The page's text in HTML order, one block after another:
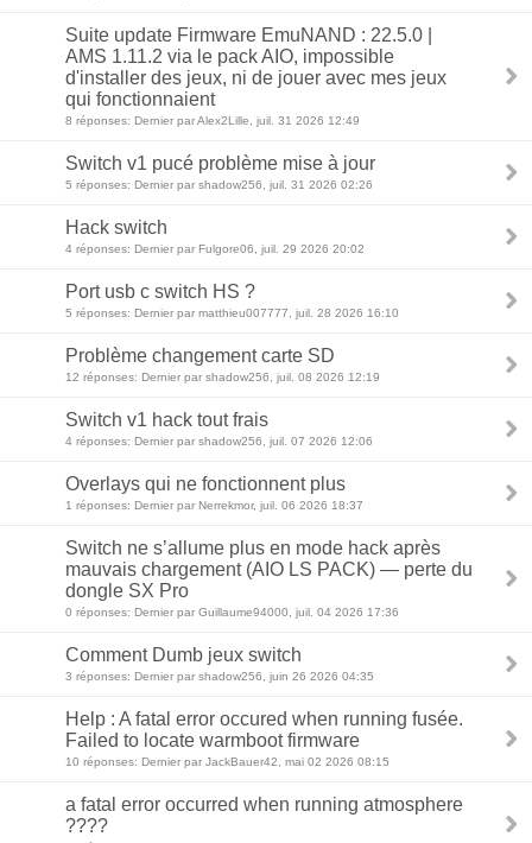
Suite update Firmware EmuNAND : 22.5.0 |
AMS 1.11.2 via le pack AIO, impossible
d'installer des jeux, ni de jouer avec mes jeux
qui fonctionnaient
8 réponses: Dernier par Alex2Lille, juil. 31 2026 12:49
Switch v1 pucé problème mise à jour
5 réponses: Dernier par shadow256, juil. 31 2026 02:26
Hack switch
4 réponses: Dernier par Fulgore06, juil. 29 2026 20:02
Port usb c switch HS ?
5 réponses: Dernier par matthieu007777, juil. 28 2026 16:10
Problème changement carte SD
12 réponses: Dernier par shadow256, juil. 08 2026 12:19
Switch v1 hack tout frais
4 réponses: Dernier par shadow256, juil. 07 2026 12:06
Overlays qui ne fonctionnent plus
1 réponses: Dernier par Nerrekmor, juil. 06 2026 18:37
Switch ne s’allume plus en mode hack après
mauvais chargement (AIO LS PACK) — perte du
dongle SX Pro
0 réponses: Dernier par Guillaume94000, juil. 04 2026 17:36
Comment Dumb jeux switch
3 réponses: Dernier par shadow256, juin 26 2026 04:35
Help : A fatal error occured when running fusée.
Failed to locate warmboot firmware
10 réponses: Dernier par JackBauer42, mai 02 2026 08:15
a fatal error occurred when running atmosphere
????